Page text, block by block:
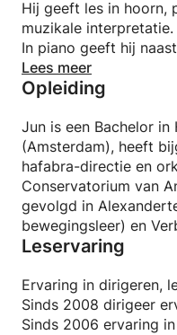
Hij geeft les in hoorn,
muzikale interpretatie.
In piano geeft hij
ook les in Notus. Dat
geschikt is voor
Lees meer
Opleiding
Jun is een Bachelor
(Amsterdam), heeft
hafabra-directie en
Conservatorium van
gevolgd in
bewegingsleer) en
Leservaring
Ervaring in dirigeren,
Sinds 2008 dirigeer
Sinds 2006 ervaring